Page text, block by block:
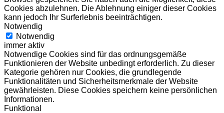
Cookies abzulehnen. Die Ablehnung einiger dieser Cookies
kann jedoch Ihr Surferlebnis beeinträchtigen.
Notwendig
Notwendig
immer aktiv
Notwendige Cookies sind für das ordnungsgemäße
Funktionieren der Website unbedingt erforderlich. Zu dieser
Kategorie gehören nur Cookies, die grundlegende
Funktionalitäten und Sicherheitsmerkmale der Website
gewährleisten. Diese Cookies speichern keine persönlichen
Informationen.
Funktional